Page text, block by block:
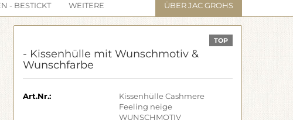
- BESTICKT ÜBER JAC GROHS
WEITERE
TOP
- Kissenhülle mit Wunschmotiv &
Wunschfarbe
Art.Nr.:
Kissenhülle Cashmere
Feeling neige
WUNSCHMOTIV